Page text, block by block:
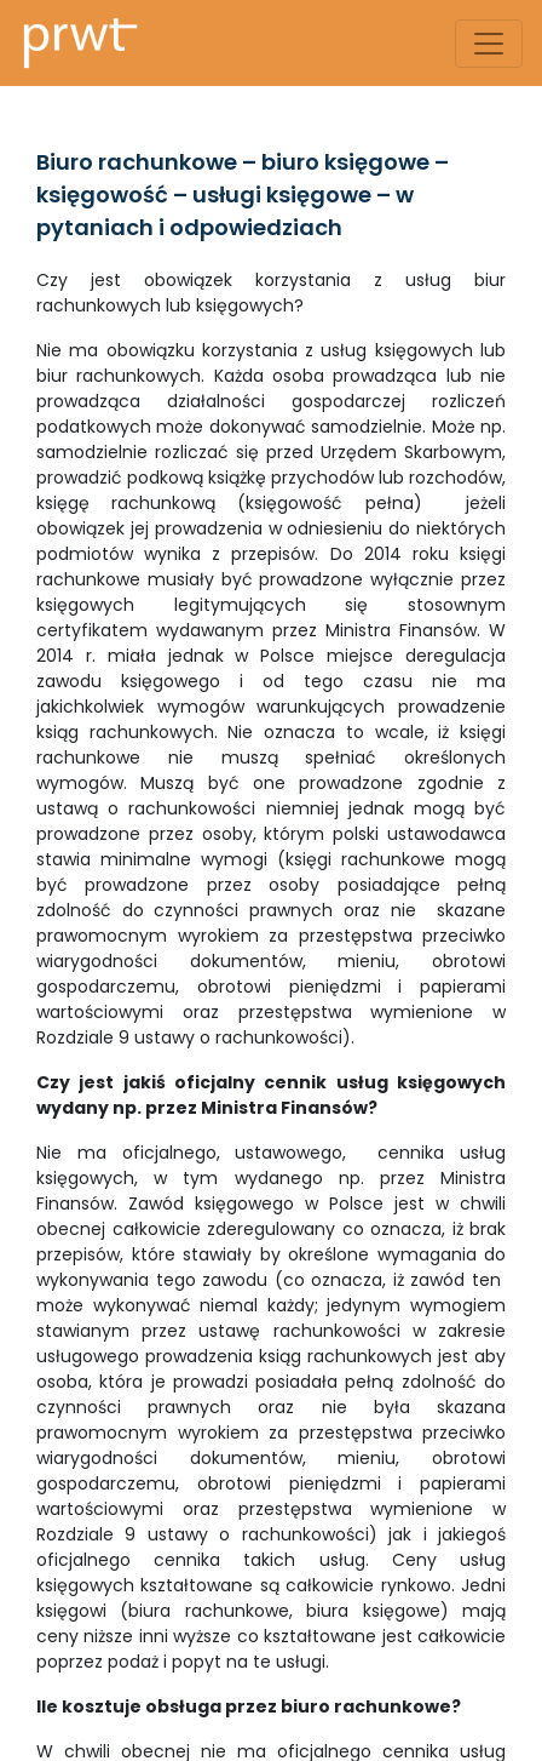
Biuro rachunkowe – biuro księgowe –
księgowość – usługi księgowe – w
pytaniach i odpowiedziach
Czy jest obowiązek korzystania z usług biur
rachunkowych lub księgowych?
Nie ma obowiązku korzystania z usług księgowych lub
biur rachunkowych. Każda osoba prowadząca lub nie
prowadząca działalności gospodarczej rozliczeń
podatkowych może dokonywać samodzielnie. Może np.
samodzielnie rozliczać się przed Urzędem Skarbowym,
prowadzić podkową książkę przychodów lub rozchodów,
księgę rachunkową (księgowość pełna) jeżeli
obowiązek jej prowadzenia w odniesieniu do niektórych
podmiotów wynika z przepisów. Do 2014 roku księgi
rachunkowe musiały być prowadzone wyłącznie przez
księgowych legitymujących się stosownym
certyfikatem wydawanym przez Ministra Finansów. W
2014 r. miała jednak w Polsce miejsce deregulacja
zawodu księgowego i od tego czasu nie ma
jakichkolwiek wymogów warunkujących prowadzenie
ksiąg rachunkowych. Nie oznacza to wcale, iż księgi
rachunkowe nie muszą spełniać określonych
wymogów. Muszą być one prowadzone zgodnie z
ustawą o rachunkowości niemniej jednak mogą być
prowadzone przez osoby, którym polski ustawodawca
stawia minimalne wymogi (księgi rachunkowe mogą
być prowadzone przez osoby posiadające pełną
zdolność do czynności prawnych oraz nie skazane
prawomocnym wyrokiem za przestępstwa przeciwko
wiarygodności dokumentów, mieniu, obrotowi
gospodarczemu, obrotowi pieniędzmi i papierami
wartościowymi oraz przestępstwa wymienione w
Rozdziale 9 ustawy o rachunkowości).
Czy jest jakiś oficjalny cennik usług księgowych
wydany np. przez Ministra Finansów?
Nie ma oficjalnego, ustawowego, cennika usług
księgowych, w tym wydanego np. przez Ministra
Finansów. Zawód księgowego w Polsce jest w chwili
obecnej całkowicie zderegulowany co oznacza, iż brak
przepisów, które stawiały by określone wymagania do
wykonywania tego zawodu (co oznacza, iż zawód ten
może wykonywać niemal każdy; jedynym wymogiem
stawianym przez ustawę rachunkowości w zakresie
usługowego prowadzenia ksiąg rachunkowych jest aby
osoba, która je prowadzi posiadała pełną zdolność do
czynności prawnych oraz nie była skazana
prawomocnym wyrokiem za przestępstwa przeciwko
wiarygodności dokumentów, mieniu, obrotowi
gospodarczemu, obrotowi pieniędzmi i papierami
wartościowymi oraz przestępstwa wymienione w
Rozdziale 9 ustawy o rachunkowości) jak i jakiegoś
oficjalnego cennika takich usług. Ceny usług
księgowych kształtowane są całkowicie rynkowo. Jedni
księgowi (biura rachunkowe, biura księgowe) mają
ceny niższe inni wyższe co kształtowane jest całkowicie
poprzez podaż i popyt na te usługi.
Ile kosztuje obsługa przez biuro rachunkowe?
W chwili obecnej nie ma oficjalnego cennika usług